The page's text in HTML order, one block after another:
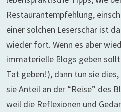
Restaurantempfehlung,
einer solchen Leserschar ist
wieder fort. Wenn es aber
immaterielle Blogs geben
Tat geben!), dann tun sie
sie Anteil an der “Reise” des
weil die Reflexionen und